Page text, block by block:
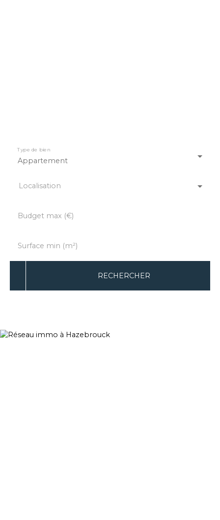
Appartement
Type de bien
Localisation
Budget max (€)
Surface min (m²)
RECHERCHER